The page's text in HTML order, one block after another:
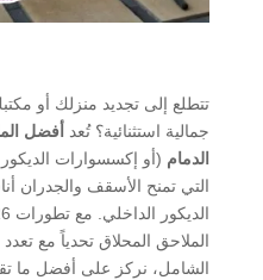
تتطلع إلى تجديد منزلك أو
جمالية استثنائية؟ تُعد
الدمام (أو إكسسوارات
التي تمنح الأسقف والجدران
الملاحق المحلاق تحدياً مع
الشامل، نركز على أفضل ما